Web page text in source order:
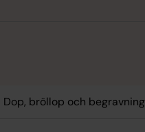
Dop, bröllop och begravning